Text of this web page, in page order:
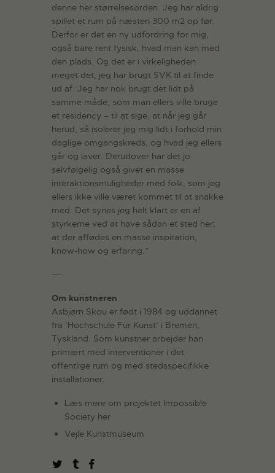
denne her størrelsesorden. Jeg har aldrig
spillet et rum på næsten 300 m2 op før.
Derfor er det en ny udfordring for mig,
også bare rent fysisk, hvad man kan med
den plads. Og det er i virkeligheden
meget det, jeg har brugt SVK til at finde
ud af. Jeg har nok brugt det lidt på
samme måde, som man ellers ville bruge
et residency – til at sige, at når jeg går
herud, så isolerer jeg mig lidt i forhold min
daglige omgangskreds, og hvad jeg ellers
går og laver. Derudover har det jo
selvfølgelig også givet en masse
interaktionsmuligheder med folk, som jeg
ellers ikke ville været kommet til at snakke
med. Det synes jeg helt klart er en af
styrkerne ved at have sådan et sted her;
at der affødes en masse inspiration,
know-how og erfaring.”
—-
Om kunstneren
Asbjørn Skou er født i 1984 og uddannet
fra ‘Hochschule Für Kunst’ i Bremen,
Tyskland. Som kunstner arbejder han
primært med interventioner i det
offentlige rum og med stedsspecifikke
installationer.
Læs mere om projektet Impossible
Society her
Vejle Kunstmuseum